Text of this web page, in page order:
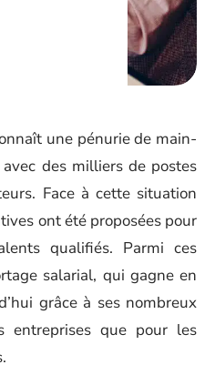
une pénurie de main-
des milliers de postes
Face à cette situation
ont été proposées pour
qualifiés. Parmi ces
salarial, qui gagne en
grâce à ses nombreux
entreprises que pour les